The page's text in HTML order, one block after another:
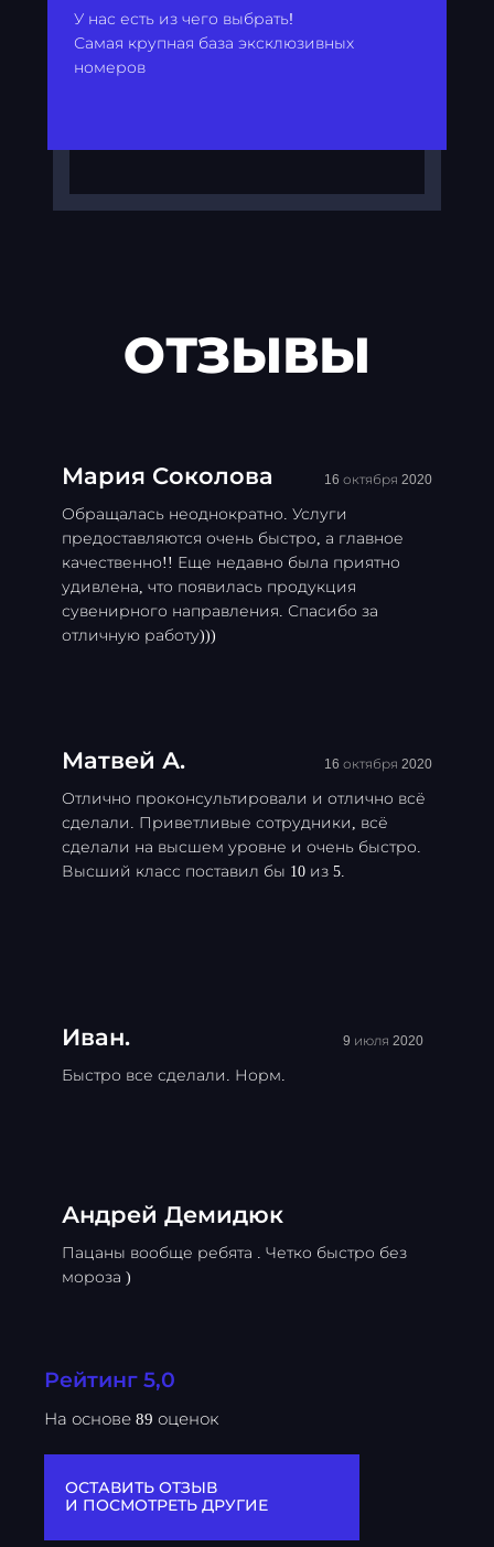
У нас есть из чего выбрать!
Самая крупная база эксклюзивных
номеров
ОТЗЫВЫ
Мария Соколова 16 октября 2020
Обращалась неоднократно. Услуги
предоставляются очень быстро, а главное
качественно!! Еще недавно была приятно
удивлена, что появилась продукция
сувенирного направления. Спасибо за
отличную работу)))
Матвей А. 16 октября 2020
Отлично проконсультировали и отлично всё
сделали. Приветливые сотрудники, всё
сделали на высшем уровне и очень быстро.
Высший класс поставил бы 10 из 5.
Иван. 9 июля 2020
Быстро все сделали. Норм.
Андрей Демидюк
Пацаны вообще ребята . Четко быстро без
мороза )
Рейтинг 5,0
На основе 89 оценок
ОСТАВИТЬ ОТЗЫВ
И ПОСМОТРЕТЬ ДРУГИЕ